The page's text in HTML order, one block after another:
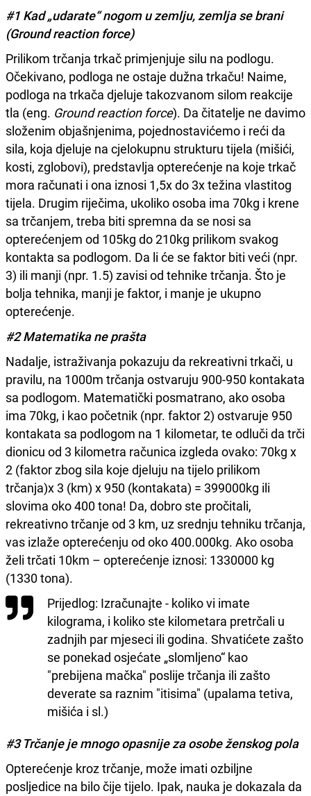
#1 Kad „udarate“ nogom u zemlju, zemlja se brani
(Ground reaction force)
Prilikom trčanja trkač primjenjuje silu na podlogu.
Očekivano, podloga ne ostaje dužna trkaču! Naime,
podloga na trkača djeluje takozvanom silom reakcije
tla (eng. Ground reaction force). Da čitatelje ne davimo
složenim objašnjenima, pojednostavićemo i reći da
sila, koja djeluje na cjelokupnu strukturu tijela (mišići,
kosti, zglobovi), predstavlja opterećenje na koje trkač
mora računati i ona iznosi 1,5x do 3x težina vlastitog
tijela. Drugim riječima, ukoliko osoba ima 70kg i krene
sa trčanjem, treba biti spremna da se nosi sa
opterećenjem od 105kg do 210kg prilikom svakog
kontakta sa podlogom. Da li će se faktor biti veći (npr.
3) ili manji (npr. 1.5) zavisi od tehnike trčanja. Što je
bolja tehnika, manji je faktor, i manje je ukupno
opterećenje.
#2 Matematika ne prašta
Nadalje, istraživanja pokazuju da rekreativni trkači, u
pravilu, na 1000m trčanja ostvaruju 900-950 kontakata
sa podlogom. Matematički posmatrano, ako osoba
ima 70kg, i kao početnik (npr. faktor 2) ostvaruje 950
kontakata sa podlogom na 1 kilometar, te odluči da trči
dionicu od 3 kilometra računica izgleda ovako: 70kg x
2 (faktor zbog sila koje djeluju na tijelo prilikom
trčanja)x 3 (km) x 950 (kontakata) = 399000kg ili
slovima oko 400 tona! Da, dobro ste pročitali,
rekreativno trčanje od 3 km, uz srednju tehniku trčanja,
vas izlaže opterećenju od oko 400.000kg. Ako osoba
želi trčati 10km – opterećenje iznosi: 1330000 kg
(1330 tona).
Prijedlog: Izračunajte - koliko vi imate
kilograma, i koliko ste kilometara pretrčali u
zadnjih par mjeseci ili godina. Shvatićete zašto
se ponekad osjećate „slomljeno“ kao
"prebijena mačka" poslije trčanja ili zašto
deverate sa raznim "itisima" (upalama tetiva,
mišića i sl.)
#3 Trčanje je mnogo opasnije za osobe ženskog pola
Opterećenje kroz trčanje, može imati ozbiljne
posljedice na bilo čije tijelo. Ipak, nauka je dokazala da